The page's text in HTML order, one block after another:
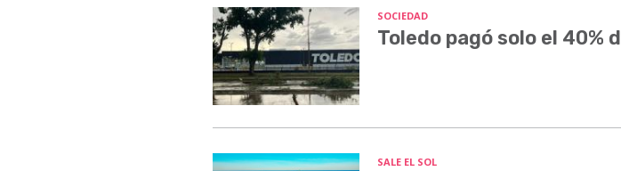
SOCIEDAD
Toledo pagó solo el 40%
SALE EL SOL